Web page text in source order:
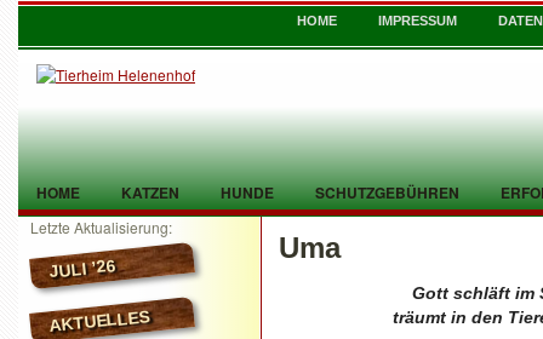
HOME IMPRESSUM
HOME KATZEN HUNDE SCHUTZGEBÜHREN
TIER GEFUNDEN KONTAKT
Letzte Aktualisierung:
JULI ’26
AKTUELLES
Uma
Gott schläft im
träumt in den